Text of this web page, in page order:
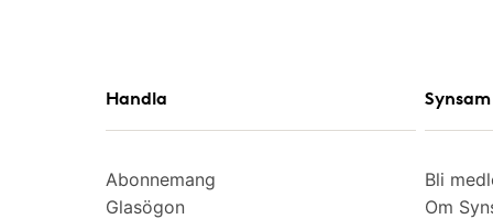
Handla
Abonnemang
Glasögon
Bli
Om